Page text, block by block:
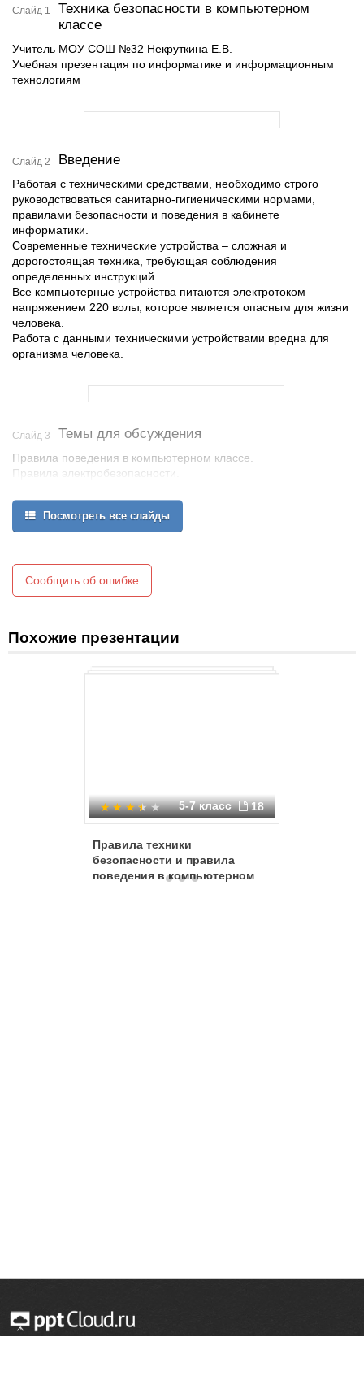
Слайд 1
Техника безопасности в компьютерном
классе
Учитель МОУ СОШ №32 Некруткина Е.В.
Учебная презентация по информатике и информационным
технологиям
Слайд 2 Введение
Работая с техническими средствами, необходимо строго
руководствоваться санитарно-гигиеническими нормами,
правилами безопасности и поведения в кабинете
информатики.
Современные технические устройства – сложная и
дорогостоящая техника, требующая соблюдения
определенных инструкций.
Все компьютерные устройства питаются электротоком
напряжением 220 вольт, которое является опасным для жизни
человека.
Работа с данными техническими устройствами вредна для
организма человека.
Слайд 3 Темы для обсуждения
Правила поведения в компьютерном классе.
Правила электробезопасности.
Заключение.
Экспресс-тест.
Посмотреть все слайды
Сообщить об ошибке
Похожие презентации
5-7 класс 18
Правила техники
безопасности и правила
поведения в компьютерном